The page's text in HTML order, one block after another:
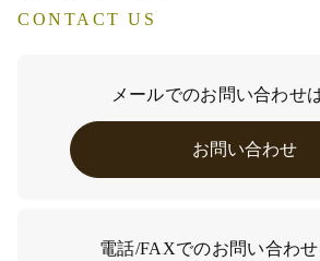
CONTACT US
メールでのお問い合わせ
お問い合わせ
電話/FAXでのお問い合わ